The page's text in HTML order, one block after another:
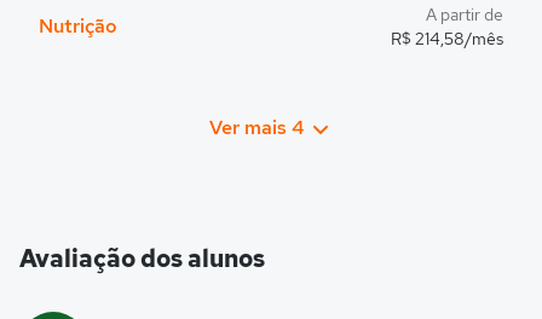
Nutrição
A partir de
R$ 214,58/mês
Ver mais 4
Avaliação dos alunos